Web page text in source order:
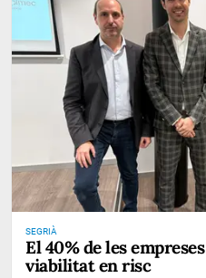
SEGRIÀ
El 40% de les
viabilitat en risc